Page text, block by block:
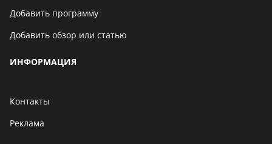
Добавить программу
Добавить обзор или статью
ИНФОРМАЦИЯ
Контакты
Реклама